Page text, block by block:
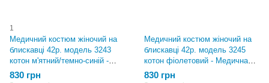
1
Медичний костюм жіночий на
блискавці 42р. модель 3243
котон м'ятний/темно-синій -
Медична форма Хелслайф
830 грн
Медичний костюм жіночий на
блискавці 42р. модель 3245
котон фіолетовий - Медична
форма Хелслайф (510.561)
830 грн